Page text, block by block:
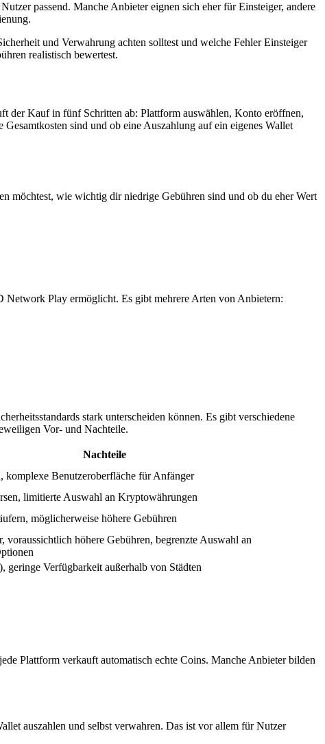
passend. Manche Anbieter eignen sich eher für Einsteiger, andere
und Verwahrung achten solltest und welche Fehler Einsteiger
realistisch bewertest.
der Kauf in fünf Schritten ab: Plattform auswählen, Konto eröffnen,
sind und ob eine Auszahlung auf ein eigenes Wallet
möchtest, wie wichtig dir niedrige Gebühren sind und ob du eher Wert
Play ermöglicht. Es gibt mehrere Arten von Anbietern:
stark unterscheiden können. Es gibt verschiedene
Vor- und Nachteile.
Nachteile
komplexe Benutzeroberfläche für Anfänger
limitierte Auswahl an Kryptowährungen
möglicherweise höhere Gebühren
voraussichtlich höhere Gebühren, begrenzte Auswahl an
geringe Verfügbarkeit außerhalb von Städten
Plattform verkauft automatisch echte Coins. Manche Anbieter bilden
auszahlen und selbst verwahren. Das ist vor allem für Nutzer